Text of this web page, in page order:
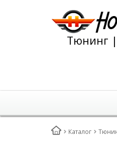
Тюнинг |
Каталог